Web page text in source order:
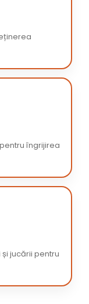
îngrijirea
jucării pentru